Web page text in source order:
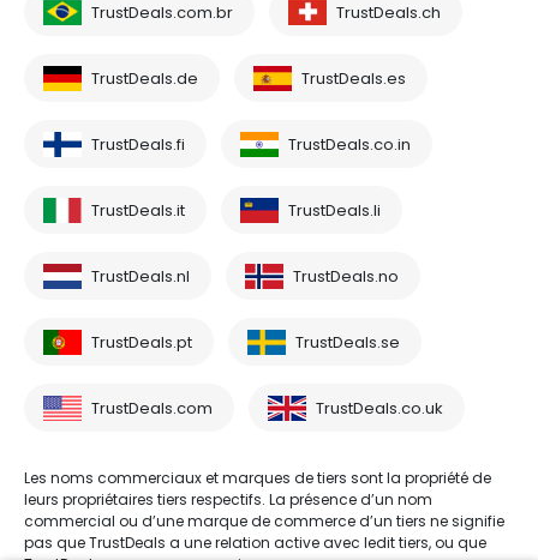
TrustDeals.com.br TrustDeals.ch
TrustDeals.de TrustDeals.es
TrustDeals.fi TrustDeals.co.in
TrustDeals.it TrustDeals.li
TrustDeals.nl TrustDeals.no
TrustDeals.pt TrustDeals.se
TrustDeals.com TrustDeals.co.uk
Les noms commerciaux et marques de tiers sont la propriété de
leurs propriétaires tiers respectifs. La présence d’un nom
commercial ou d’une marque de commerce d’un tiers ne signifie
pas que TrustDeals a une relation active avec ledit tiers, ou que